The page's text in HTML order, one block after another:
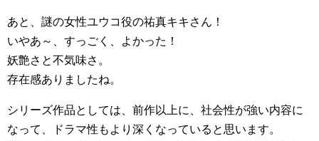
あと、謎の女性ユウコ役の祐真キキさん！
いやあ～、すっごく、よかった！
妖艶さと不気味さ。
存在感ありましたね。
シリーズ作品としては、前作以上に、社会性が強い内容に
なって、ドラマ性もより深くなっていると思います。